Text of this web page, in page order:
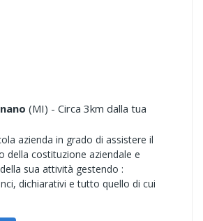
(MI) - Circa 3km dalla tua
azienda in grado di assistere il
della costituzione aziendale e
sua attività gestendo :
dichiarativi e tutto quello di cui